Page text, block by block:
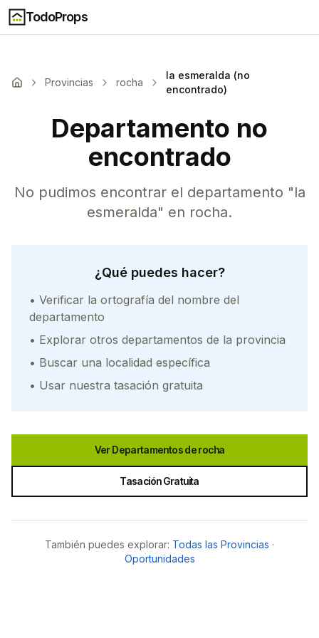
TodoProps
Provincias rocha
la esmeralda (no
encontrado)
Departamento no
encontrado
No pudimos encontrar el departamento "la
esmeralda" en rocha.
¿Qué puedes hacer?
• Verificar la ortografía del nombre del
departamento
• Explorar otros departamentos de la provincia
• Buscar una localidad específica
• Usar nuestra tasación gratuita
Ver Departamentos derocha
Tasación Gratuita
También puedes explorar: Todas las Provincias ·
Oportunidades